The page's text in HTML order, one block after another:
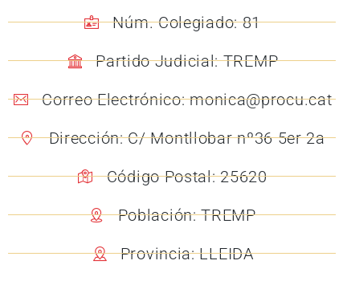
Núm. Colegiado: 81
Partido Judicial: TREMP
Correo Electrónico: monica@procu.cat
Dirección: C/ Montllobar nº36 5er 2a
Código Postal: 25620
Población: TREMP
Provincia: LLEIDA